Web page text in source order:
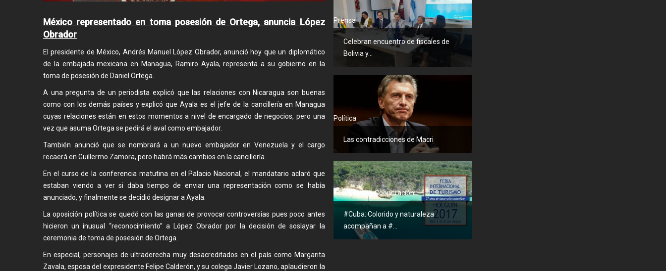
México representado en toma posesión de Ortega, anuncia López
Obrador
El presidente de México, Andrés Manuel López Obrador, anunció hoy que un diplomático
de la embajada mexicana en Managua, Ramiro Ayala, representa a su gobierno en la
toma de posesión de Daniel Ortega.
A una pregunta de un periodista explicó que las relaciones con Nicaragua son buenas
como con los demás países y explicó que Ayala es el jefe de la cancillería en Managua
cuyas relaciones están en estos momentos a nivel de encargado de negocios, pero una
vez que asuma Ortega se pedirá el aval como embajador.
También anunció que se nombrará a un nuevo embajador en Venezuela y el cargo
recaerá en Guillermo Zamora, pero habrá más cambios en la cancillería.
En el curso de la conferencia matutina en el Palacio Nacional, el mandatario aclaró que
estaban viendo a ver si daba tiempo de enviar una representación como se había
anunciado, y finalmente se decidió designar a Ayala.
La oposición política se quedó con las ganas de provocar controversias pues poco antes
hicieron un inusual “reconocimiento” a López Obrador por la decisión de soslayar la
ceremonia de toma de posesión de Ortega.
En especial, personajes de ultraderecha muy desacreditados en el país como Margarita
Zavala, esposa del expresidente Felipe Calderón, y su colega Javier Lozano, aplaudieron la
Prensa
Celebran encuentro de fiscales de
Bolivia y...
Política
Las contradicciones de Macri
Económico y Cooperación
#Cuba: Colorido y naturaleza
acompañan a #...